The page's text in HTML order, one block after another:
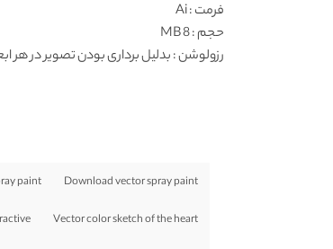
فرمت: Ai
حجم : 8 MB
رزولوشن: بدلیل برداری بودن تصویر در هر
Download vector spray paint
paint
Vector color sketch of the heart